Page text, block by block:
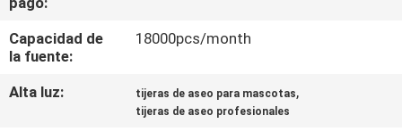
PIDA
UNA
CITA
Capacidad de
la fuente:
18000pcs/month
Alta luz: tijeras de aseo para mascotas,
tijeras de aseo profesionales